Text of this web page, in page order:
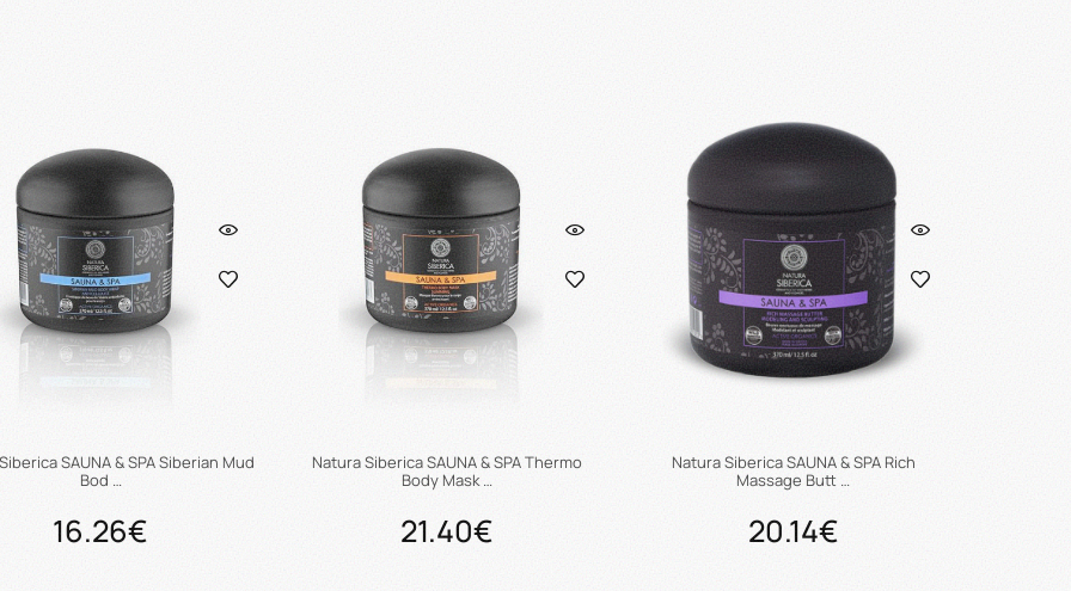
Προσθήκη στο καλάθι
SAUNA & SPA Siberian Mud
Bod …
16.26€
Natura Siberica SAUNA & SPA Thermo
Body Mask …
21.40€
Natura Siberica SAUNA & SPA Rich
Massage Butt …
20.14€